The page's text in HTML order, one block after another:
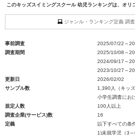
このキッズスイミングスクール 幼児ランキングは、オリ
ジャンル・ランキング定義 調
事前調査
2025/07/22～
調査期間
2025/10/08～
2024/09/17～
2023/10/27～
更新日
2026/02/02
サンプル数
1,390人（キッ
小学生調査にお
規定人数
100人以上
調査企業(サービス)数
16
定義
以下すべての条
1)未就学児（3